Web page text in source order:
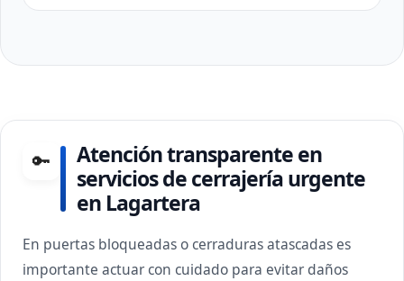
🔑
Atención transparente en
servicios de cerrajería urgente
en Lagartera
En puertas bloqueadas o cerraduras atascadas es
importante actuar con cuidado para evitar daños